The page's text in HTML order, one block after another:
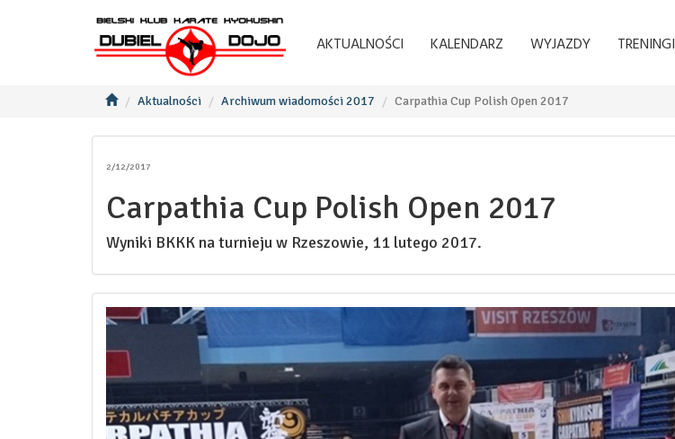
AKTUALNOŚCI KALENDARZ WYJAZDY TRENINGI
Aktualności Archiwum wiadomości 2017 Carpathia Cup Polish Open 2017
2/12/2017
Carpathia Cup Polish Open 2017
Wyniki BKKK na turnieju w Rzeszowie, 11 lutego 2017.